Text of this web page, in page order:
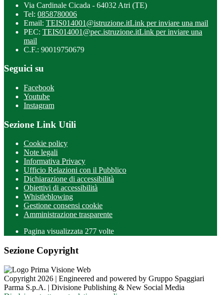
Via Cardinale Cicada - 64032 Atri (TE)
Tel: 0858780006
Email: TEIS014001@istruzione.itLink per inviare una mail
PEC: TEIS014001@pec.istruzione.itLink per inviare una
mail
C.F.: 90019750679
Seguici su
Facebook
Youtube
Instagram
Sezione Link Utili
Cookie policy
Note legali
Informativa Privacy
Ufficio Relazioni con il Pubblico
Dichiarazione di accessibilità
Obiettivi di accessibilità
Whistleblowing
Gestione consensi cookie
Amministrazione trasparente
Pagina visualizzata 277 volte
Sezione Copyright
Copyright 2026 | Engineered and powered by Gruppo Spaggiari
Parma S.p.A. | Divisione Publishing & New Social Media